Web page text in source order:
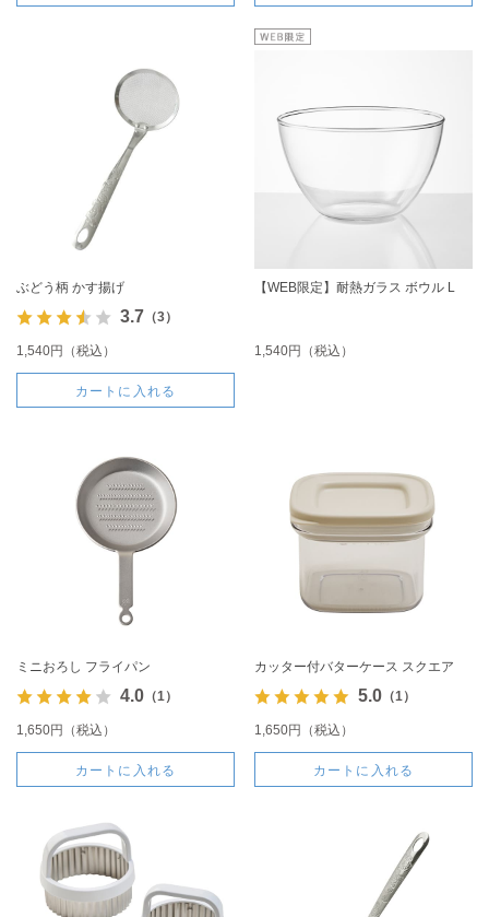
ぶどう柄 かす揚げ
3.7 （3）
1,540円（税込）
カートに入れる
【WEB限定】耐熱ガラス ボウル L
1,540円（税込）
ミニおろし フライパン
4.0（1）
1,650円（税込）
カートに入れる
カッター付バターケース スクエア
5.0（1）
1,650円（税込）
カートに入れる